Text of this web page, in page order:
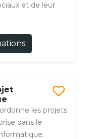
et de leur
les projets
dans le